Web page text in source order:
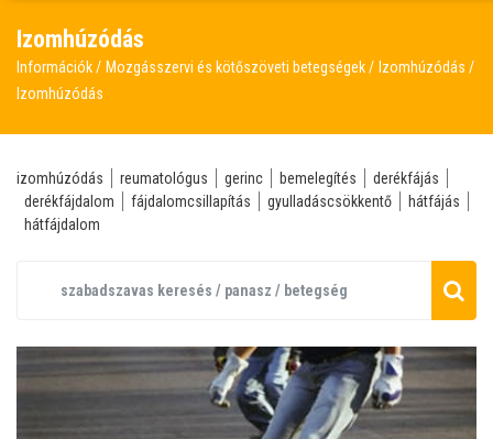
Izomhúzódás
Információk Mozgásszervi és kötőszöveti betegségek
Izomhúzódás
Izomhúzódás
izomhúzódás reumatológus gerinc bemelegítés
derékfájás
derékfájdalom
fájdalomcsillapítás gyulladáscsökkentő
hátfájás
hátfájdalom